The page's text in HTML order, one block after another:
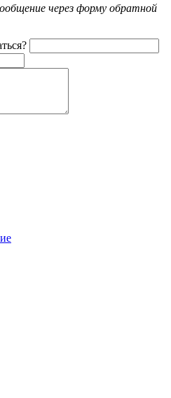
через форму обратной